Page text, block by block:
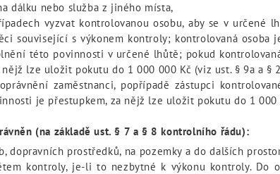
dálku nebo služba z jiného místa,
vyzvat kontrolovanou osobu, aby se v
související s výkonem kontroly; kontrolovaná osoba
této povinnosti v určené lhůtě; pokud
lze uložit pokutu do 1 000 000 Kč (viz ust. § 9a a §
zaměstnanci, popřípadě zástupci
je přestupkem, za nějž lze uložit pokutu do 1 000
(na základě ust. § 7 a § 8 kontrolního řádu):
dopravních prostředků, na pozemky a do dalších
kontroly, je-li to nezbytné k výkonu kontroly.